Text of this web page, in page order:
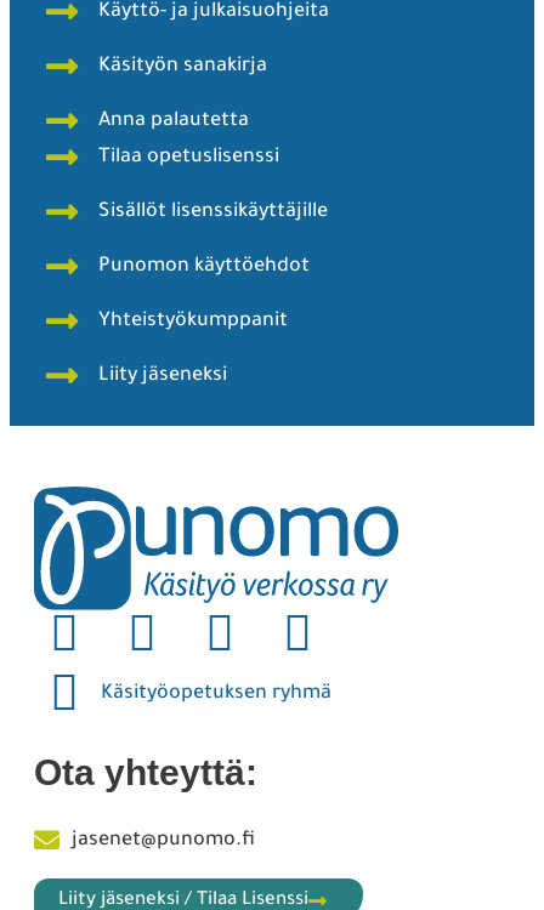
Käyttö- ja julkaisuohjeita
Käsityön sanakirja
Anna palautetta
Tilaa opetuslisenssi
Sisällöt lisenssikäyttäjille
Punomon käyttöehdot
Yhteistyökumppanit
Liity jäseneksi
Käsityöopetuksen ryhmä
Ota yhteyttä:
jasenet@punomo.fi
Liity jäseneksi / Tilaa Lisenssi